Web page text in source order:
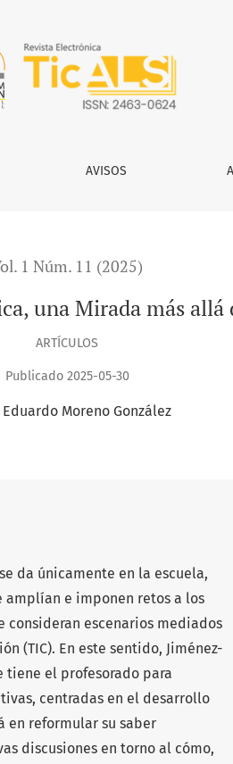
Pensamiento Simplificante
AVISOS
1 Núm. 11 (2025)
una Mirada más
ARTÍCULOS
Publicado 2025-05-30
Eduardo Moreno González
da únicamente en la escuela,
amplían e imponen retos a los
consideran escenarios mediados
(TIC). En este sentido, Jiménez-
tiene el profesorado para
centradas en el desarrollo
en reformular su saber
discusiones en torno al cómo,